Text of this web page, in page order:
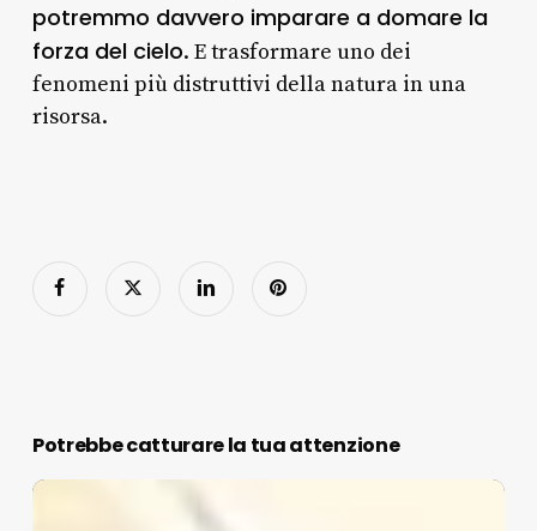
potremmo davvero imparare a domare la
forza del cielo. E trasformare uno dei
fenomeni più distruttivi della natura in una
risorsa.
Potrebbe catturare la tua attenzione